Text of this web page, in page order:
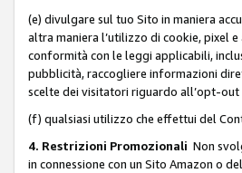
(e) divulgare sul tuo Sito in maniera
altra maniera l’utilizzo di cookie, pixel
conformità con le leggi applicabili,
pubblicità, raccogliere informazioni
scelte dei visitatori riguardo all’opt-
(f) qualsiasi utilizzo che effettui del
4. Restrizioni Promozionali Non
in connessione con un Sito Amazon o